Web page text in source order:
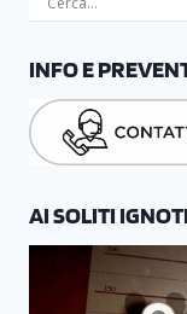
INFO E
AI SOLITI